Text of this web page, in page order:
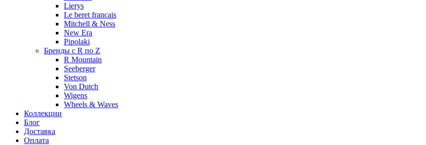
Lierys
Le beret francais
Mitchell & Ness
New Era
Pipolaki
Бренды с R по Z
R Mountain
Seeberger
Stetson
Von Dutch
Wigens
Wheels & Waves
Коллекции
Блог
Доставка
Оплата